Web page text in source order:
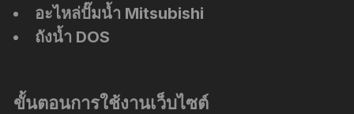
อะไหล่ปั๊มน้ำ Mitsubishi
ถังน้ำ DOS
ขั้นตอนการใช้งานเว็บไซต์